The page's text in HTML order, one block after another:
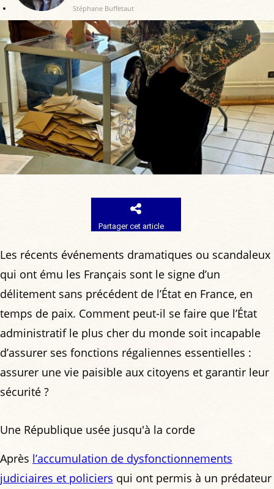
Stéphane Buffetaut
Partager cet article
Les récents événements dramatiques ou scandaleux
qui ont ému les Français sont le signe d’un
délitement sans précédent de l’État en France, en
temps de paix. Comment peut-il se faire que l’État
administratif le plus cher du monde soit incapable
d’assurer ses fonctions régaliennes essentielles :
assurer une vie paisible aux citoyens et garantir leur
sécurité ?
Une République usée jusqu'à la corde
Après l’accumulation de dysfonctionnements
judiciaires et policiers qui ont permis à un prédateur